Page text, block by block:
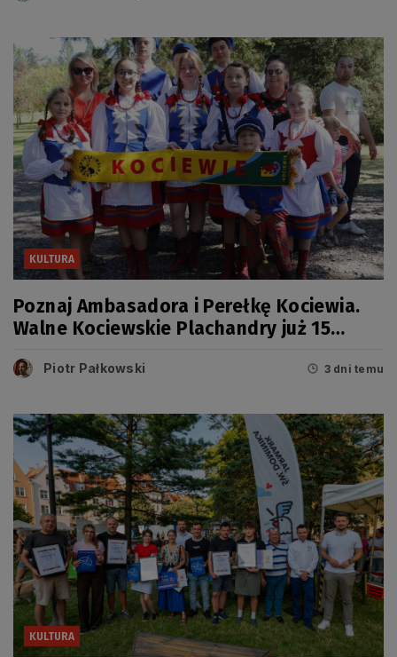
KULTURA
Poznaj Ambasadora i Perełkę Kociewia.
Walne Kociewskie Plachandry już 15
Piotr Pałkowski 3 dni temu
KULTURA